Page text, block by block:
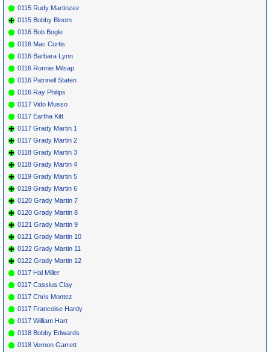
0115 Rudy Martinzez
0115 Bobby Bloom
0116 Bob Bogle
0116 Mac Curtis
0116 Barbara Lynn
0116 Ronnie Milsap
0116 Patrinell Staten
0116 Ray Philips
0117 Vido Musso
0117 Eartha Kitt
0117 Grady Martin 1
0117 Grady Martin 2
0118 Grady Martin 3
0118 Grady Martin 4
0119 Grady Martin 5
0119 Grady Martin 6
0120 Grady Martin 7
0120 Grady Martin 8
0121 Grady Martin 9
0121 Grady Martin 10
0122 Grady Martin 11
0122 Grady Martin 12
0117 Hal Miller
0117 Cassius Clay
0117 Chris Montez
0117 Francoise Hardy
0117 William Hart
0118 Bobby Edwards
0118 Vernon Garrett